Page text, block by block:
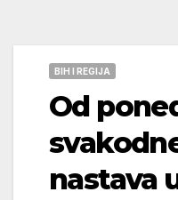
BIH I REGIJA
Od
nastava